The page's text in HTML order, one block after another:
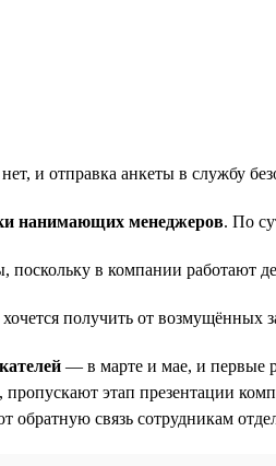
и отправка анкеты в службу
нанимающих менеджеров. По
поскольку в компании работают
получить от возмущённых
— в марте и мае, и первые
этап презентации
связь сотрудникам